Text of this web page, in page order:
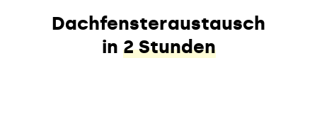
Dachfensteraustausch
in 2 Stunden